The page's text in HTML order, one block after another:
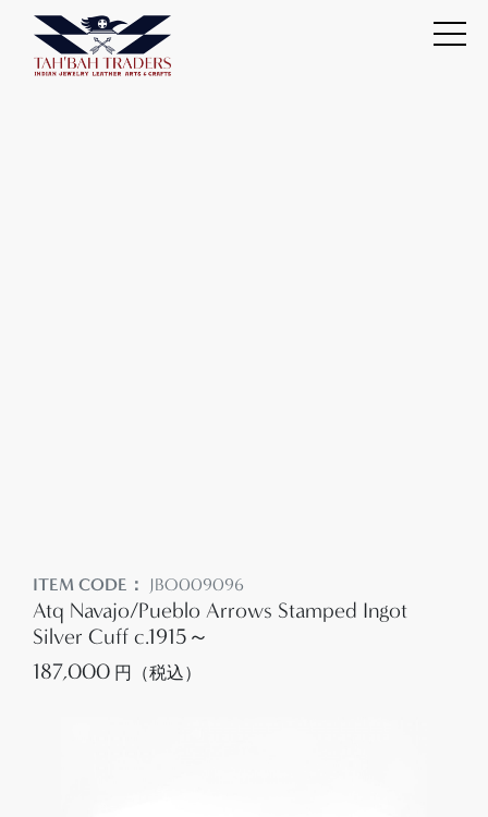
ITEM CODE： JBO009096
Atq Navajo/Pueblo Arrows Stamped Ingot
Silver Cuff c.1915～
187,000 円（税込）